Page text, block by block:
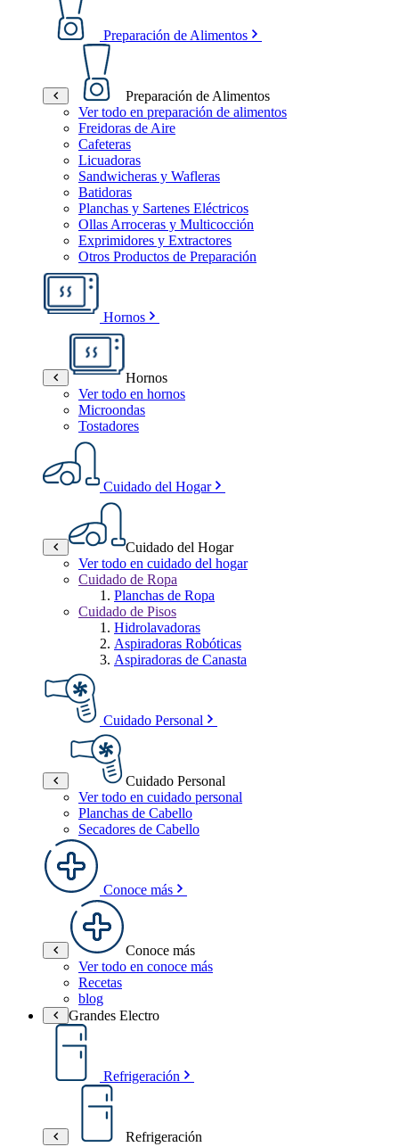
Preparación de Alimentos
Preparación de Alimentos
Ver todo en preparación de alimentos
Freidoras de Aire
Cafeteras
Licuadoras
Sandwicheras y Wafleras
Batidoras
Planchas y Sartenes Eléctricos
Ollas Arroceras y Multicocción
Exprimidores y Extractores
Otros Productos de Preparación
Hornos
Hornos
Ver todo en hornos
Microondas
Tostadores
Cuidado del Hogar
Cuidado del Hogar
Ver todo en cuidado del hogar
Cuidado de Ropa
Planchas de Ropa
Cuidado de Pisos
Hidrolavadoras
Aspiradoras Robóticas
Aspiradoras de Canasta
Cuidado Personal
Cuidado Personal
Ver todo en cuidado personal
Planchas de Cabello
Secadores de Cabello
Conoce más
Conoce más
Ver todo en conoce más
Recetas
blog
Grandes Electro
Refrigeración
Refrigeración